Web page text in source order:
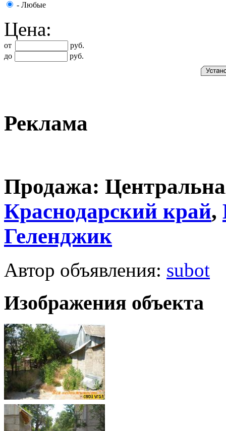
- Любые
Цена:
от
руб.
до
руб.
Реклама
Продажа:
Краснодарский край,
Геленджик
Автор объявления: subot
Изображения объекта